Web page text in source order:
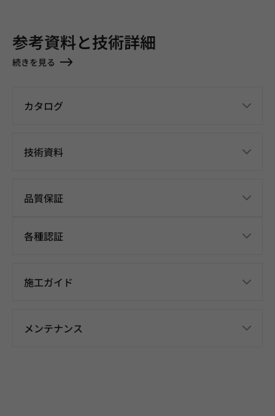
参考資料と技術詳細
続きを見る
カタログ
技術資料
品質保証
各種認証
施工ガイド
メンテナンス